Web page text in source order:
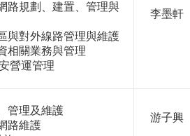
路規劃、建置、管理與
與對外線路管理與維護
相關業務與管理
營運管理
李墨軒
管理及維護
路維護
游子興